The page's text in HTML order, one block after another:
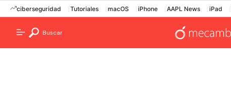
ciberseguridad Tutoriales macOS iPhone AAPL News iPad
Buscar